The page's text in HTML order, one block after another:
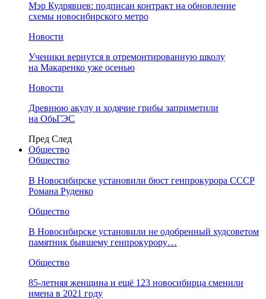
Мэр Кудрявцев: подписан контракт на обновление
схемы новосибирского метро
Новости
Ученики вернутся в отремонтированную школу
на Макаренко уже осенью
Новости
Древнюю акулу и ходячие грибы заприметили
на ОбьГЭС
Пред След
Общество
Общество
В Новосибирске установили бюст генпрокурора СССР
Романа Руденко
Общество
В Новосибирске установили не одобренный худсоветом
памятник бывшему генпрокурору…
Общество
85-летняя женщина и ещё 123 новосибирца сменили
имена в 2021 году